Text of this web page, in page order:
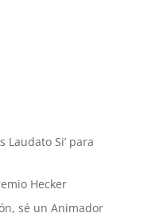
Laudato Si’ para
Hecker
sé un Animador